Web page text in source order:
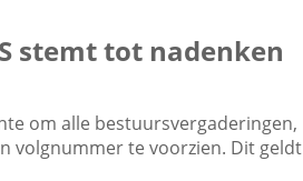
stemt tot nadenken
om alle bestuursvergaderingen,
volgnummer te voorzien. Dit geldt